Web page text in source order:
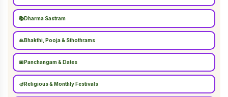
📚Dharma Sastram
🙏Bhakthi, Pooja & Sthothrams
📅 Panchangam & Dates
🪔 Religious & Monthly Festivals